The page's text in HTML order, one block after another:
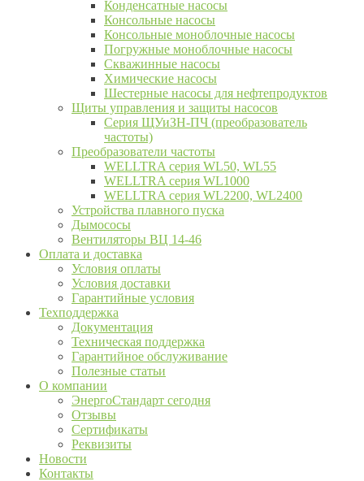
Конденсатные насосы
Консольные насосы
Консольные моноблочные насосы
Погружные моноблочные насосы
Скважинные насосы
Химические насосы
Шестерные насосы для нефтепродуктов
Щиты управления и защиты насосов
Серия ЩУиЗН-ПЧ (преобразователь
частоты)
Преобразователи частоты
WELLTRA cерия WL50, WL55
WELLTRA cерия WL1000
WELLTRA серия WL2200, WL2400
Устройства плавного пуска
Дымососы
Вентиляторы ВЦ 14-46
Оплата и доставка
Условия оплаты
Условия доставки
Гарантийные условия
Техподдержка
Документация
Техническая поддержка
Гарантийное обслуживание
Полезные статьи
О компании
ЭнергоСтандарт сегодня
Отзывы
Сертификаты
Реквизиты
Новости
Контакты